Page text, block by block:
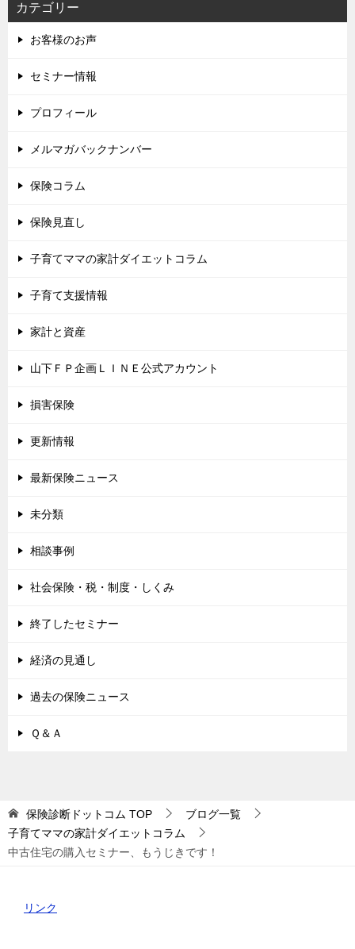
カテゴリー
お客様のお声
セミナー情報
プロフィール
メルマガバックナンバー
保険コラム
保険見直し
子育てママの家計ダイエットコラム
子育て支援情報
家計と資産
山下ＦＰ企画ＬＩＮＥ公式アカウント
損害保険
更新情報
最新保険ニュース
未分類
相談事例
社会保険・税・制度・しくみ
終了したセミナー
経済の見通し
過去の保険ニュース
Ｑ＆Ａ
保険診断ドットコム TOP
ブログ一覧
子育てママの家計ダイエットコラム
中古住宅の購入セミナー、もうじきです！
リンク